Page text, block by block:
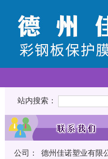
站内搜索：
公司：
德州佳诺塑业有限